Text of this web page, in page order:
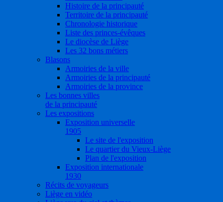
Histoire de la principauté
Territoire de la principauté
Chronologie historique
Liste des princes-évêques
Le diocèse de Liège
Les 32 bons métiers
Blasons
Armoiries de la ville
Armoiries de la principauté
Armoiries de la province
Les bonnes villes
de la principauté
Les expositions
Exposition universelle
1905
Le site de l'exposition
Le quartier du Vieux-Liège
Plan de l'exposition
Exposition internationale
1930
Récits de voyageurs
Liège en vidéo